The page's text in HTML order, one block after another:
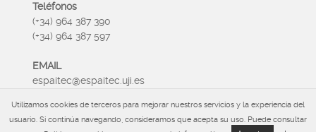
Teléfonos
(+34) 964 387 390
(+34) 964 387 597
EMAIL
espaitec@espaitec.uji.es
HORARIO
Lunes a Viernes 09:00 – 15.00
Utilizamos cookies de terceros para mejorar nuestros servicios y la experiencia del
usuario. Si continúa navegando, consideramos que acepta su uso. Puede consultar